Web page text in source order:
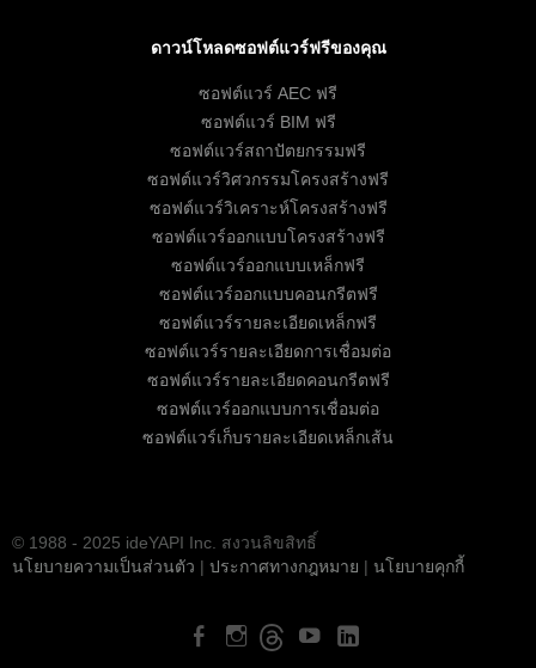
ดาวน์โหลดซอฟต์แวร์ฟรีของคุณ
ซอฟต์แวร์ AEC ฟรี
ซอฟต์แวร์ BIM ฟรี
ซอฟต์แวร์สถาปัตยกรรมฟรี
ซอฟต์แวร์วิศวกรรมโครงสร้างฟรี
ซอฟต์แวร์วิเคราะห์โครงสร้างฟรี
ซอฟต์แวร์ออกแบบโครงสร้างฟรี
ซอฟต์แวร์ออกแบบเหล็กฟรี
ซอฟต์แวร์ออกแบบคอนกรีตฟรี
ซอฟต์แวร์รายละเอียดเหล็กฟรี
ซอฟต์แวร์รายละเอียดการเชื่อมต่อ
ซอฟต์แวร์รายละเอียดคอนกรีตฟรี
ซอฟต์แวร์ออกแบบการเชื่อมต่อ
ซอฟต์แวร์เก็บรายละเอียดเหล็กเส้น
© 1988 - 2025 ideYAPI Inc. สงวนลิขสิทธิ์
นโยบายความเป็นส่วนตัว | ประกาศทางกฎหมาย | นโยบายคุกกี้